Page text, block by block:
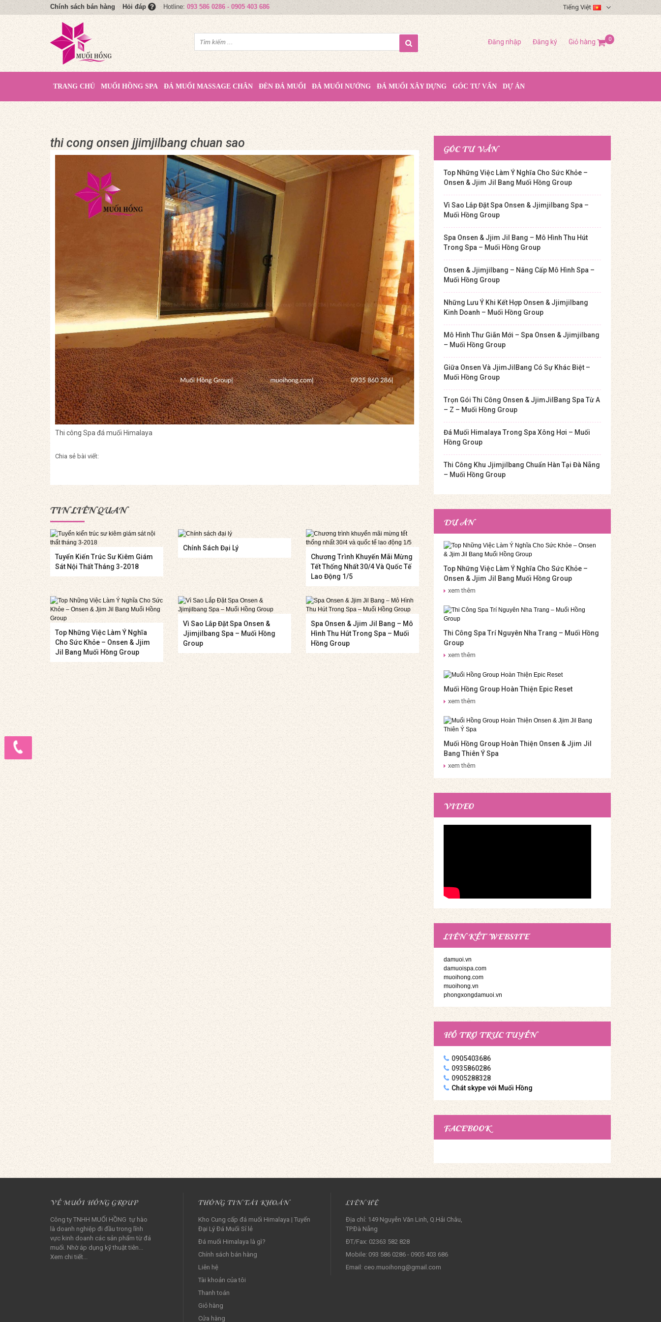
Chính sách bán hàng Hỏi đáp Hotline: 093 586 0286 - 0905 403 686 Tiếng Việt
Đăng nhập Đăng ký Giỏ hàng 0
TRANG CHỦ MUỐI HỒNG SPA ĐÁ MUỐI MASSAGE CHÂN ĐÈN ĐÁ MUỐI ĐÁ MUỐI NƯỚNG ĐÁ MUỐI XÂY DỰNG GÓC TƯ VẤN DỰ ÁN
thi cong onsen jjimjilbang chuan sao
Thi công Spa đá muối Himalaya
Chia sẻ bài viết:
TIN LIÊN QUAN
Tuyển Kiến Trúc Sư Kiêm Giám
Sát Nội Thất Tháng 3-2018
Chính Sách Đại Lý
Chương Trình Khuyến Mãi Mừng
Tết Thống Nhất 30/4 Và Quốc Tế
Lao Động 1/5
Top Những Việc Làm Ý Nghĩa
Cho Sức Khỏe – Onsen & Jjim
Jil Bang Muối Hồng Group
Vì Sao Lắp Đặt Spa Onsen &
Jjimjilbang Spa – Muối Hồng
Group
Spa Onsen & Jjim Jil Bang – Mô
Hình Thu Hút Trong Spa – Muối
Hồng Group
GÓC TƯ VẤN
Top Những Việc Làm Ý Nghĩa Cho Sức Khỏe –
Onsen & Jjim Jil Bang Muối Hồng Group
Vì Sao Lắp Đặt Spa Onsen & Jjimjilbang Spa –
Muối Hồng Group
Spa Onsen & Jjim Jil Bang – Mô Hình Thu Hút
Trong Spa – Muối Hồng Group
Onsen & Jjimjilbang – Nâng Cấp Mô Hình Spa –
Muối Hồng Group
Những Lưu Ý Khi Kết Hợp Onsen & Jjimjilbang
Kinh Doanh – Muối Hồng Group
Mô Hình Thư Giãn Mới – Spa Onsen & Jjimjilbang
– Muối Hồng Group
Giữa Onsen Và JjimJilBang Có Sự Khác Biệt –
Muối Hồng Group
Trọn Gói Thi Công Onsen & JjimJilBang Spa Từ A
– Z – Muối Hồng Group
Đá Muối Himalaya Trong Spa Xông Hơi – Muối
Hồng Group
Thi Công Khu Jjimjilbang Chuẩn Hàn Tại Đà Nẵng
– Muối Hồng Group
DỰ ÁN
Top Những Việc Làm Ý Nghĩa Cho Sức Khỏe –
Onsen & Jjim Jil Bang Muối Hồng Group
xem thêm
Thi Công Spa Trí Nguyên Nha Trang – Muối Hồng
Group
xem thêm
Muối Hồng Group Hoàn Thiện Epic Reset
xem thêm
Muối Hồng Group Hoàn Thiện Onsen & Jjim Jil
Bang Thiên Ý Spa
xem thêm
VIDEO
LIÊN KẾT WEBSITE
damuoi.vn
damuoispa.com
muoihong.com
muoihong.vn
phongxongdamuoi.vn
HỖ TRỢ TRỰC TUYẾN
0905403686
0935860286
0905288328
Chát skype với Muối Hồng
FACEBOOK
VỀ MUỐI HỒNG GROUP
Công ty TNHH MUỐI HỒNG tự hào
là doanh nghiệp đi đầu trong lĩnh
vực kinh doanh các sản phẩm từ đá
muối. Nhờ áp dụng kỹ thuật tiên...
Xem chi tiết...
THÔNG TIN TÀI KHOẢN
Kho Cung cấp đá muối Himalaya | Tuyển
Đại Lý Đá Muối Sỉ lẻ‎
Đá muối Himalaya là gì?
Chính sách bán hàng
Liên hệ
Tài khoản của tôi
Thanh toán
Giỏ hàng
Cửa hàng
LIÊN HỆ
Địa chỉ: 149 Nguyễn Văn Linh, Q.Hải Châu,
TP.Đà Nẵng
ĐT/Fax: 02363 582 828
Mobile: 093 586 0286 - 0905 403 686
Email: ceo.muoihong@gmail.com